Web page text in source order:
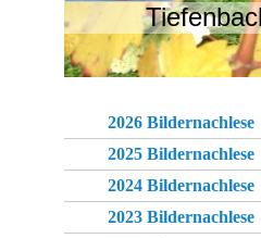
2026 Bildernachlese
2025 Bildernachlese
2024 Bildernachlese
2023 Bildernachlese